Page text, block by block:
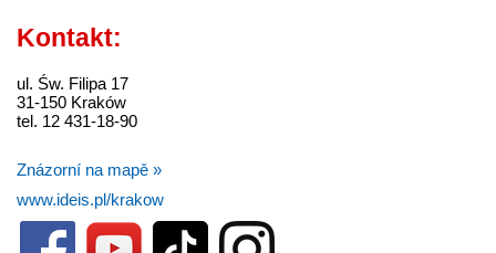
Kontakt:
ul. Św. Filipa 17
31-150 Kraków
tel. 12 431-18-90
Znázorní na mapě »
www.ideis.pl/krakow